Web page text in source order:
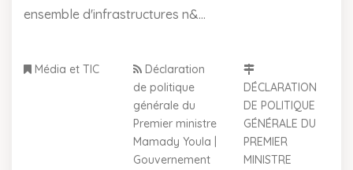
ensemble d'infrastructures n&...
Média et TIC
Déclaration
de politique
générale du
Premier ministre
Mamady Youla |
Gouvernement
DÉCLARATION
DE POLITIQUE
GÉNÉRALE DU
PREMIER
MINISTRE